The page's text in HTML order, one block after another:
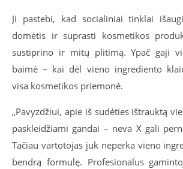
Ji pastebi, kad socialiniai tinklai
domėtis ir suprasti kosmetikos
sustiprino ir mitų plitimą. Ypač gaji
baimė – kai dėl vieno ingrediento
visa kosmetikos priemonė.
„Pavyzdžiui, apie iš sudėties ištrauktą
paskleidžiami gandai – neva X gali
Tačiau vartotojas juk neperka vieno
bendrą formulę. Profesionalus